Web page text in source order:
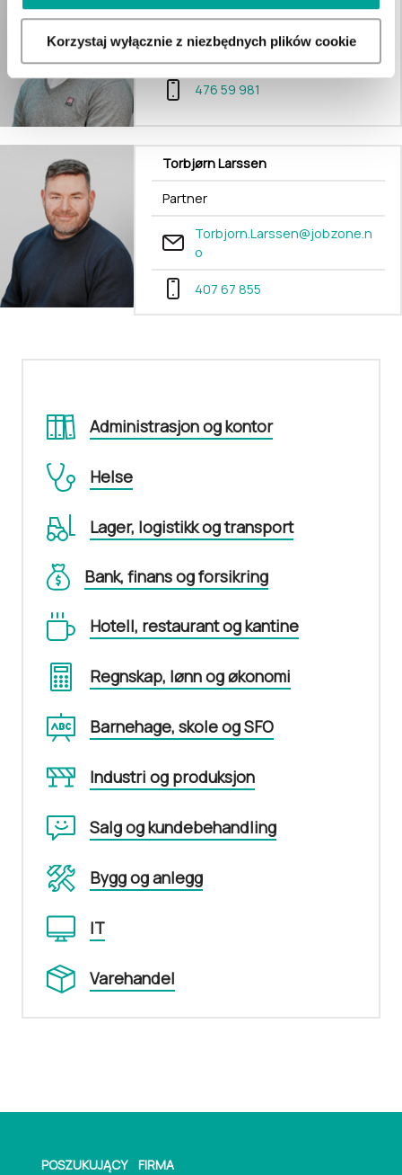
Korzystaj wyłącznie z niezbędnych plików cookie
Partner
ian.engevik@jobzone.no
476 59 981
Torbjørn Larssen
Partner
Torbjorn.Larssen@jobzone.n
o
407 67 855
Administrasjon og kontor
Helse
Lager, logistikk og transport
Bank, finans og forsikring
Hotell, restaurant og kantine
Regnskap, lønn og økonomi
Barnehage, skole og SFO
Industri og produksjon
Salg og kundebehandling
Bygg og anlegg
IT
Varehandel
POSZUKUJĄCY
FIRMA